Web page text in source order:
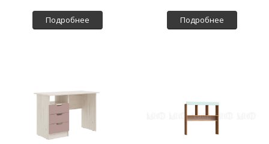
Подробнее Подробнее